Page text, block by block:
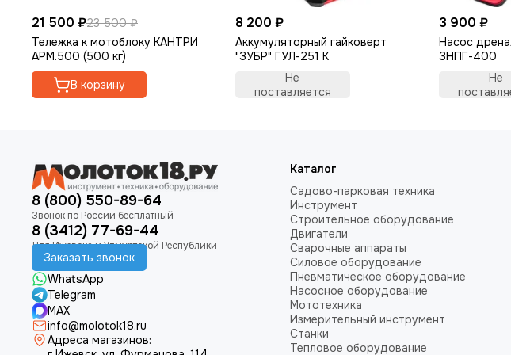
21 500 ₽23 500 ₽
Тележка к мотоблоку КАНТРИ
АРМ.500 (500 кг)
В корзину
8 200 ₽
Аккумуляторный гайковерт
"ЗУБР" ГУЛ-251 К
Не
поставляется
3 900 ₽
Насос
ЗНПГ-400
Не
8 (800) 550-89-64
8 (3412) 77-69-44
Заказать звонок
WhatsApp
Telegram
MAX
info@molotok18.ru
Адреса магазинов:
Каталог
Садово-парковая техника
Инструмент
Строительное оборудование
Двигатели
Сварочные аппараты
Силовое оборудование
Пневматическое оборудование
Насосное оборудование
Мототехника
Измерительный инструмент
Станки
Тепловое оборудование